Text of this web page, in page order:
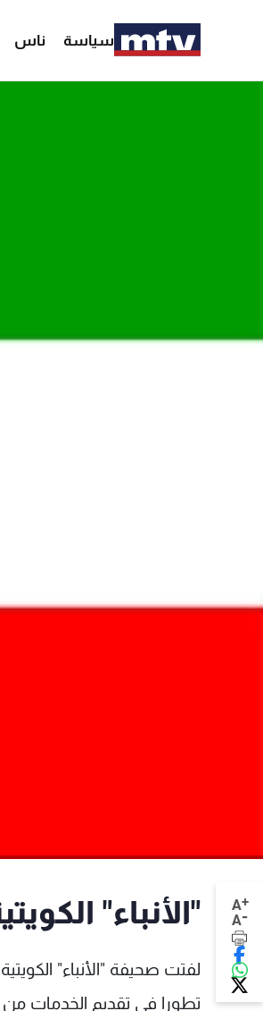
سياسة ناس
A+
A- "الأنباء"
لفتت صحيفة "الأنباء"
تطورا في تقديم الخدمات